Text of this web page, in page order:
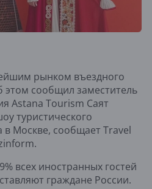
рынком въездного
этом сообщил заместитель
Astana Tourism Саят
туристического
в Москве, сообщает Travel
всех иностранных гостей
граждане России.